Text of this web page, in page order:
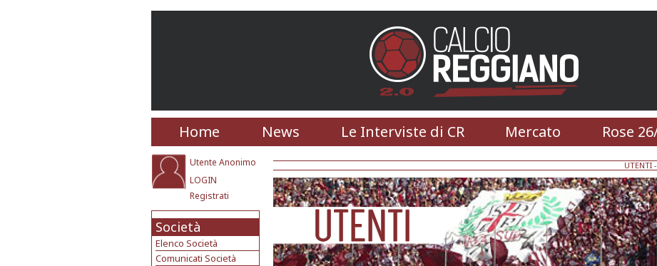
Home News Le Interviste di CR Mercato Rose
Utente Anonimo
LOGIN
Registrati
Società
Elenco Società
Comunicati Società
UTENTI